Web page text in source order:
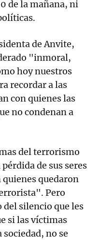
de la mañana, ni
de Anvite,
"inmoral,
hoy nuestros
recordar a las
con quienes las
no condenan a
del terrorismo
de sus seres
quedaron
Pero
silencio que les
si las víctimas
no se